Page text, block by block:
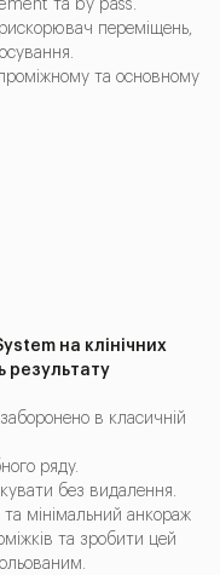
та by pass.
переміщень,
та основному
на клінічних
результату
в класичній
ряду.
без видалення.
мінімальний анкораж
та зробити цей